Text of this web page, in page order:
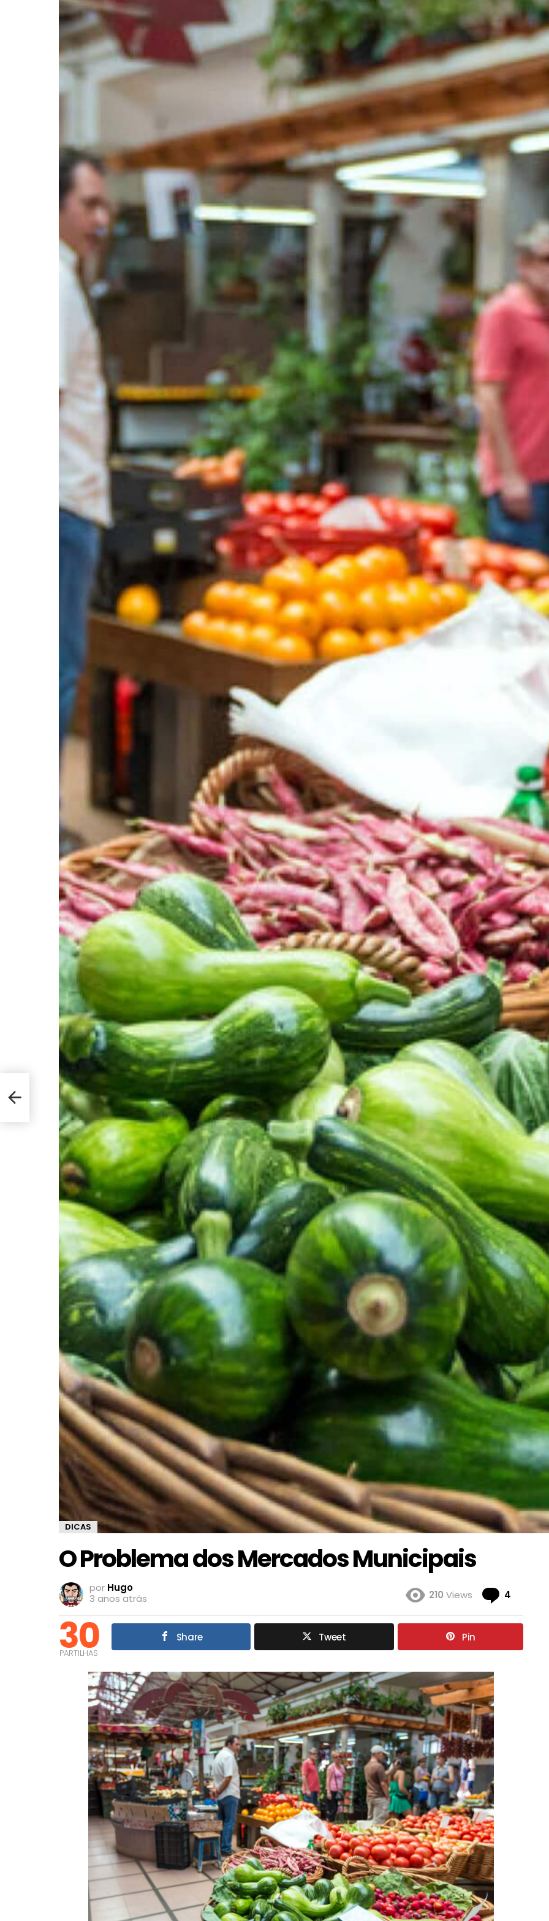
DICAS
O Problema dos Mercados Municipais
por Hugo
3 anos atrás
210 Views 4
30
PARTILHAS
Share Tweet Pin